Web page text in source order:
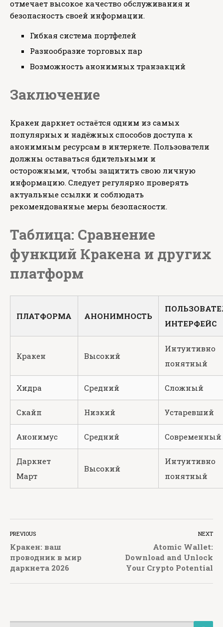
отмечает высокое качество обслуживания и
безопасность своей информации.
Гибкая система портфелей
Разнообразие торговых пар
Возможность анонимных транзакций
Заключение
Кракен даркнет остаётся одним из самых
популярных и надёжных способов доступа к
анонимным ресурсам в интернете. Пользователи
должны оставаться бдительными и
осторожными, чтобы защитить свою личную
информацию. Следует регулярно проверять
актуальные ссылки и соблюдать
рекомендованные меры безопасности.
Таблица: Сравнение
функций Кракена и других
платформ
ПЛАТФОРМА АНОНИМНОСТЬ
ИНТЕРФЕЙС
Кракен Высокий
Интуитивно
понятный
Хидра Средний Сложный
Скайп Низкий Устаревший
Анонимус Средний Современный
Даркнет
Март
Высокий
Интуитивно
понятный
PREVIOUS
Кракен: ваш
проводник в мир
даркнета 2026
NEXT
Atomic Wallet:
Download and Unlock
Your Crypto Potential